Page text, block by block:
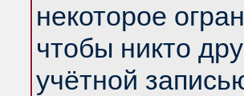
некоторое
чтобы никто
учётной